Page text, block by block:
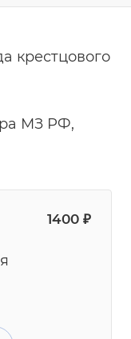
крестцового
МЗ РФ,
1400 ₽